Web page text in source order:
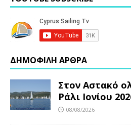
ΔΗΜΟΦΙΛΗ ΑΡΘΡΑ
Στον Αστακό
Ράλι Ιονίου
08/08/2026